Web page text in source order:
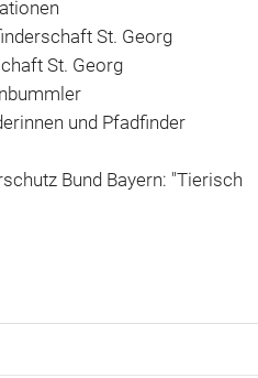
St. Georg
St. Georg
und Pfadfinder
Bund Bayern: "Tierisch